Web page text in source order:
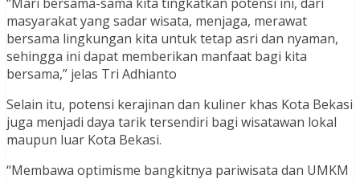
masyarakat yang sadar wisata, menjaga, merawat
bersama lingkungan kita untuk tetap asri dan nyaman,
sehingga ini dapat memberikan manfaat bagi kita
bersama,” jelas Tri Adhianto
Selain itu, potensi kerajinan dan kuliner khas Kota Bekasi
juga menjadi daya tarik tersendiri bagi wisatawan lokal
maupun luar Kota Bekasi.
“Membawa optimisme bangkitnya pariwisata dan UMKM